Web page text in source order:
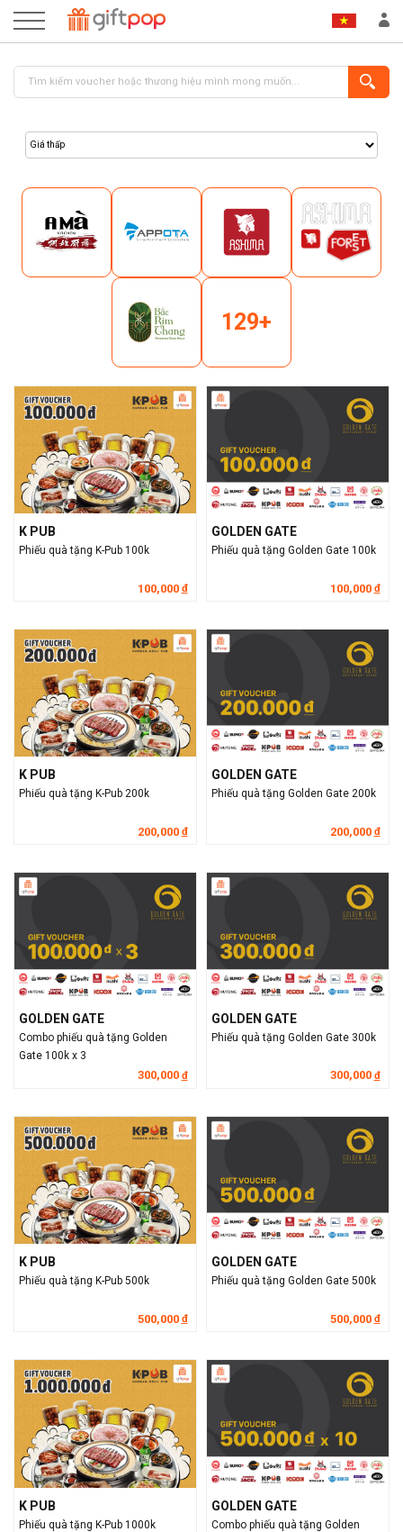
ĐĂNG KÝ
129+
K PUB
Phiếu quà tặng K-Pub 100k
100,000 đ
GOLDEN GATE
Phiếu quà tặng Golden Gate 100k
100,000 đ
K PUB
Phiếu quà tặng K-Pub 200k
200,000 đ
GOLDEN GATE
Phiếu quà tặng Golden Gate 200k
200,000 đ
GOLDEN GATE
Combo phiếu quà tặng Golden
Gate 100k x 3
300,000 đ
GOLDEN GATE
Phiếu quà tặng Golden Gate 300k
300,000 đ
K PUB
Phiếu quà tặng K-Pub 500k
500,000 đ
GOLDEN GATE
Phiếu quà tặng Golden Gate 500k
500,000 đ
K PUB
Phiếu quà tặng K-Pub 1000k
GOLDEN GATE
Combo phiếu quà tặng Golden